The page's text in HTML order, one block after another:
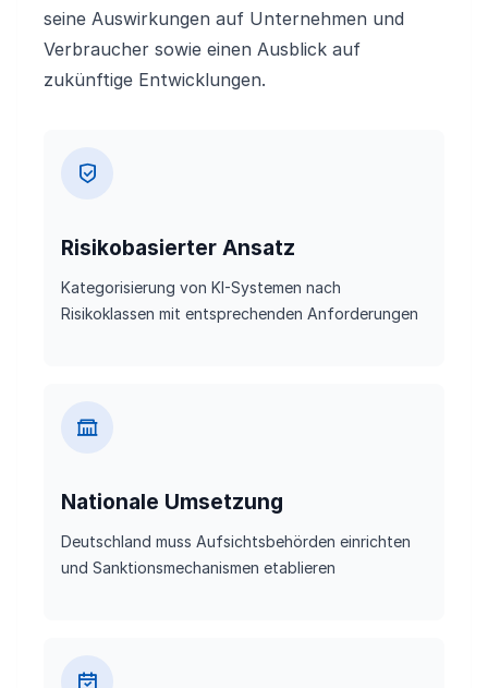
seine Auswirkungen auf Unternehmen und
Verbraucher sowie einen Ausblick auf
zukünftige Entwicklungen.
Risikobasierter Ansatz
Kategorisierung von KI-Systemen nach
Risikoklassen mit entsprechenden Anforderungen
Nationale Umsetzung
Deutschland muss Aufsichtsbehörden einrichten
und Sanktionsmechanismen etablieren